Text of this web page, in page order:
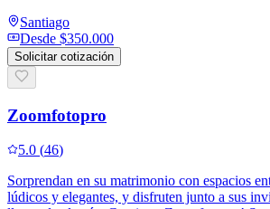
Santiago
Desde $350.000
Solicitar cotización
Zoomfotopro
5.0 (46)
Sorprendan en su matrimonio con espacios
lúdicos y elegantes, y disfruten junto a sus